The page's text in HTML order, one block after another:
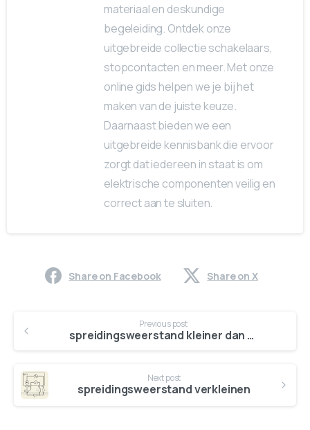
materiaal en deskundige
begeleiding. Ontdek onze
uitgebreide collectie schakelaars,
stopcontacten en meer. Met onze
online gids helpen we je bij het
maken van de juiste keuze.
Daarnaast bieden we een
uitgebreide kennisbank die ervoor
zorgt dat iedereen in staat is om
elektrische componenten veilig en
correct aan te sluiten.
Share on Facebook Share on X
Previous post
spreidingsweerstand kleiner dan 30 ohm
Next post
spreidingsweerstand verkleinen